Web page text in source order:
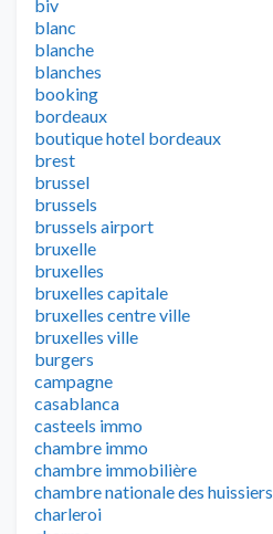
biv
blanc
blanche
blanches
booking
bordeaux
boutique hotel bordeaux
brest
brussel
brussels
brussels airport
bruxelle
bruxelles
bruxelles capitale
bruxelles centre ville
bruxelles ville
burgers
campagne
casablanca
casteels immo
chambre immo
chambre immobilière
chambre nationale des huissiers
charleroi